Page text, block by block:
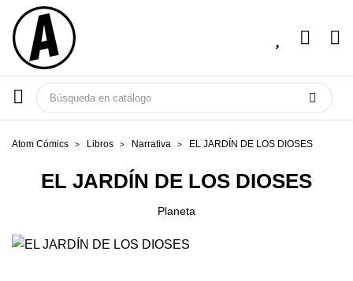
Atom Cómics Libros Narrativa EL JARDÍN DE LOS DIOSES
EL JARDÍN DE LOS DIOSES
Planeta